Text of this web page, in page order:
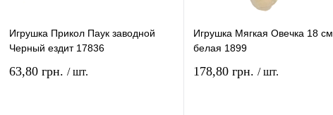
Игрушка Прикол Паук заводной
Черный ездит 17836
63,80 грн. / шт.
Игрушка Мягкая Овечка 18 см
белая 1899
178,80 грн. / шт.